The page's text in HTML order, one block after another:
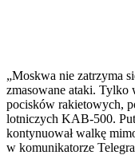
„Moskwa nie zatrzyma
zmasowane ataki. Tylko
pocisków rakietowych,
lotniczych KAB-500.
kontynuował walkę
w komunikatorze